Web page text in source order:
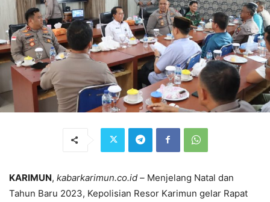
KARIMUN, kabarkarimun.co.id – Menjelang Natal dan
Tahun Baru 2023, Kepolisian Resor Karimun gelar Rapat